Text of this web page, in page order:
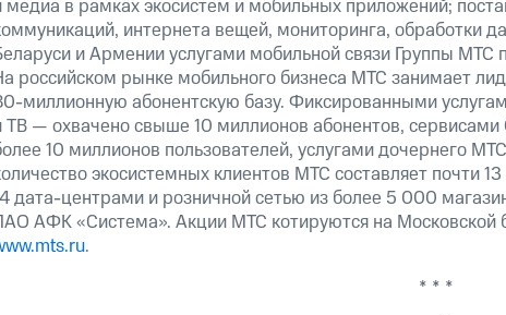
медиа в рамках экосистем и мобильных приложений;
интернета вещей, мониторинга, обработки
и Армении услугами мобильной связи Группы МТС
российском рынке мобильного бизнеса МТС занимает
миллионную абонентскую базу. Фиксированными
ТВ — охвачено свыше 10 миллионов абонентов,
10 миллионов пользователей, услугами дочернего
экосистемных клиентов МТС составляет почти
дата-центрами и розничной сетью из более 5 000
АФК «Система». Акции МТС котируются на
.
* * *